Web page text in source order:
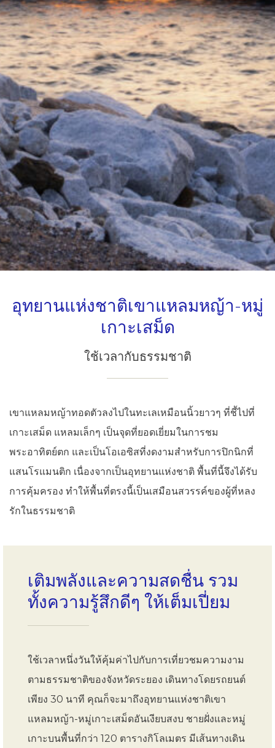
อุทยานแห่งชาติเขาแหลมหญ้า-หมู่
เกาะเสม็ด
ใช้เวลากับธรรมชาติ
เขาแหลมหญ้าทอดตัวลงไปในทะเลเหมือนนิ้วยาวๆ ที่ชี้ไปที่
เกาะเสม็ด แหลมเล็กๆ เป็นจุดที่ยอดเยี่ยมในการชม
พระอาทิตย์ตก และเป็นโอเอซิสที่งดงามสำหรับการปิกนิกที่
แสนโรแมนติก เนื่องจากเป็นอุทยานแห่งชาติ พื้นที่นี้จึงได้รับ
การคุ้มครอง ทำให้พื้นที่ตรงนี้เป็นเสมือนสวรรค์ของผู้ที่หลง
รักในธรรมชาติ
เติมพลังและความสดชื่น รวม
ทั้งความรู้สึกดีๆ ให้เต็มเปี่ยม
ใช้เวลาหนึ่งวันให้คุ้มค่าไปกับการเที่ยวชมความงาม
ตามธรรมชาติของจังหวัดระยอง เดินทางโดยรถยนต์
เพียง 30 นาที คุณก็จะมาถึงอุทยานแห่งชาติเขา
แหลมหญ้า-หมู่เกาะเสม็ดอันเงียบสงบ ชายฝั่งและหมู่
เกาะบนพื้นที่กว่า 120 ตารางกิโลเมตร มีเส้นทางเดิน